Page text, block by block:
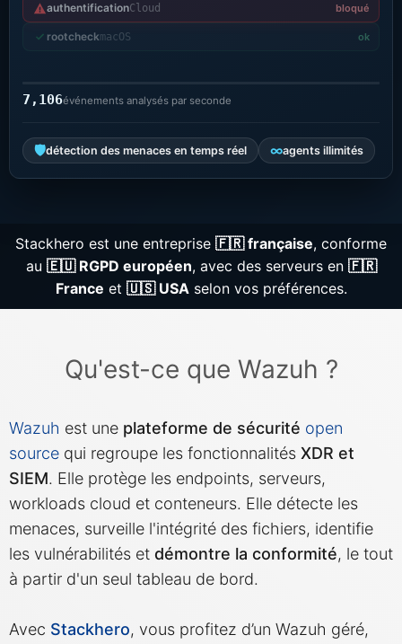
Graylog
InfluxDB
Kafka
Kubernetes Control Plane
MariaDB
Matomo
Mattermost
Meilisearch
authentificationCloud bloqué
rootcheckmacOS ok
7,106événements analysés par seconde
🛡détection des menaces en temps réel ∞agents illimités
Stackhero est une entreprise 🇫🇷 française, conforme
au 🇪🇺 RGPD européen, avec des serveurs en 🇫🇷
France et 🇺🇸 USAselon vos préférences.
Qu'est-ce que Wazuh ?
Wazuh est une plateforme de sécurité open
source qui regroupe les fonctionnalités XDR et
SIEM. Elle protège les endpoints, serveurs,
workloads cloud et conteneurs. Elle détecte les
menaces, surveille l'intégrité des fichiers, identifie
les vulnérabilités et démontre la conformité, le tout
à partir d'un seul tableau de bord.
Avec Stackhero, vous profitez d’un Wazuh géré,